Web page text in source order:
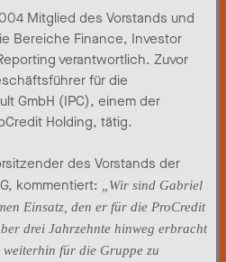
Mitglied des Vorstands und
Bereiche Finance, Investor
verantwortlich. Zuvor
für die
GmbH (IPC), einem der
Holding, tätig.
des Vorstands der
kommentiert: „Wir sind Gabriel
Einsatz, den er für die ProCredit
drei Jahrzehnte hinweg erbracht
für die Gruppe zu